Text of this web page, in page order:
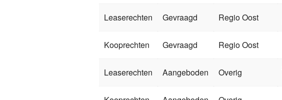
Leaserechten Gevraagd Regio Oost
Kooprechten Gevraagd Regio Oost
Leaserechten Aangeboden Overig